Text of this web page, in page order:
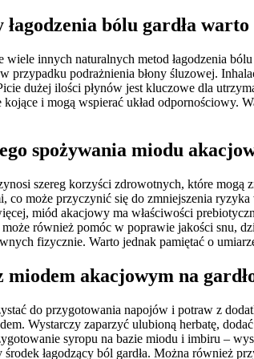
bólu gardła warto
innych naturalnych metod łagodzenia
przypadku podrażnienia błony śluzowej.
dużej ilości płynów jest kluczowe dla
kojące i mogą wspierać układ
spożywania miodu
szereg korzyści zdrowotnych, które
może przyczynić się do zmniejszenia
miód akacjowy ma właściwości
również pomóc w poprawie jakości snu,
fizycznie. Warto jednak pamiętać o
miodem akacjowym na
do przygotowania napojów i potraw z
Wystarczy zaparzyć ulubioną herbatę,
syropu na bazie miodu i imbiru –
łagodzący ból gardła. Można również